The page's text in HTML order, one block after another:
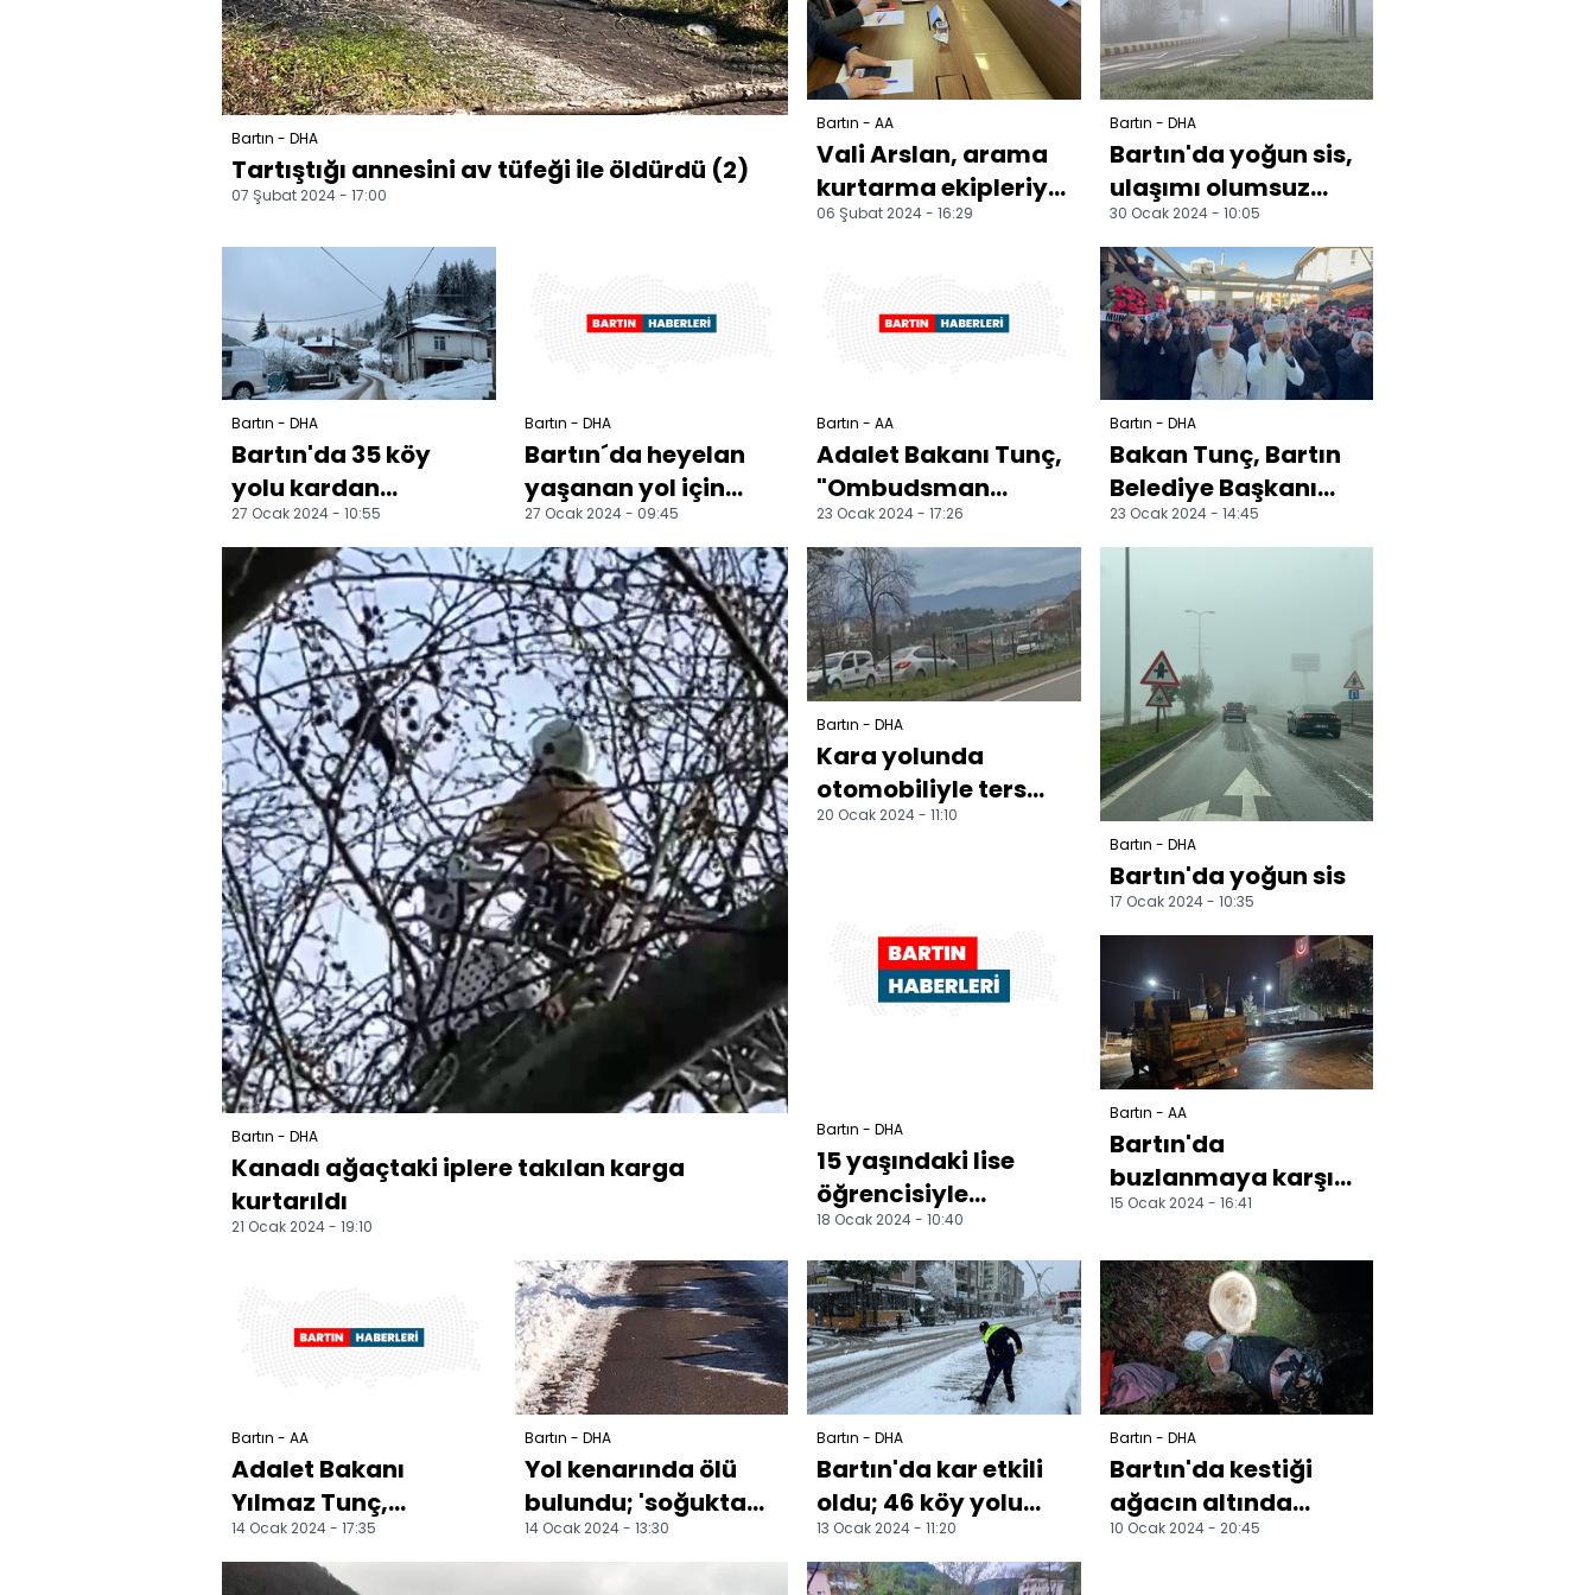
Bartın - DHA
Tartıştığı annesini av tüfeği ile öldürdü (2)
07 Şubat 2024 - 17:00
Bartın - AA
Vali Arslan, arama
kurtarma ekipleriyle
bir araya geldi
06 Şubat 2024 - 16:29
Bartın - DHA
Bartın'da yoğun sis,
ulaşımı olumsuz
etkiledi
30 Ocak 2024 - 10:05
Bartın - DHA
Bartın'da 35 köy
yolu kardan
kapandı
27 Ocak 2024 - 10:55
Bartın - DHA
Bartın´da heyelan
yaşanan yol için
önlem isteği
27 Ocak 2024 - 09:45
Bartın - AA
Adalet Bakanı Tunç,
"Ombudsman
Bartınlılarla
Buluşuyor"
programında
konuştu...
23 Ocak 2024 - 17:26
Bartın - DHA
Bakan Tunç, Bartın
Belediye Başkanı
Fırıncıoğlu'nun
eşinin cenazesine
katıl...
23 Ocak 2024 - 14:45
Bartın - DHA
Kanadı ağaçtaki iplere takılan karga
kurtarıldı
21 Ocak 2024 - 19:10
Bartın - DHA
Kara yolunda
otomobiliyle ters
şeritte ilerledi
20 Ocak 2024 - 11:10
Bartın - DHA
15 yaşındaki lise
öğrencisiyle
ilişkiye 3 yıl hapis
18 Ocak 2024 - 10:40
Bartın - DHA
Bartın'da yoğun sis
17 Ocak 2024 - 10:35
Bartın - AA
Bartın'da
buzlanmaya karşı
tuzlama çalışması
15 Ocak 2024 - 16:41
Bartın - AA
Adalet Bakanı
Yılmaz Tunç,
Bartın'da cenaze
törenine katıldı
14 Ocak 2024 - 17:35
Bartın - DHA
Yol kenarında ölü
bulundu; 'soğuktan
dondu' şüphesi
14 Ocak 2024 - 13:30
Bartın - DHA
Bartın'da kar etkili
oldu; 46 köy yolu
ulaşıma kapandı
13 Ocak 2024 - 11:20
Bartın - DHA
Bartın'da kestiği
ağacın altında
kalarak öldü
10 Ocak 2024 - 20:45